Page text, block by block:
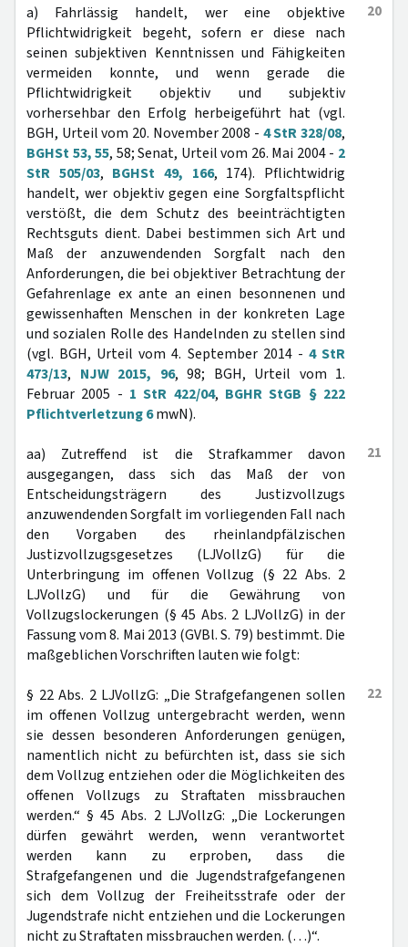
20
a) Fahrlässig handelt, wer eine objektive
Pflichtwidrigkeit begeht, sofern er diese nach
seinen subjektiven Kenntnissen und Fähigkeiten
vermeiden konnte, und wenn gerade die
Pflichtwidrigkeit objektiv und subjektiv
vorhersehbar den Erfolg herbeigeführt hat (vgl.
BGH, Urteil vom 20. November 2008 - 4 StR 328/08,
BGHSt 53, 55, 58; Senat, Urteil vom 26. Mai 2004 - 2
StR 505/03, BGHSt 49, 166, 174). Pflichtwidrig
handelt, wer objektiv gegen eine Sorgfaltspflicht
verstößt, die dem Schutz des beeinträchtigten
Rechtsguts dient. Dabei bestimmen sich Art und
Maß der anzuwendenden Sorgfalt nach den
Anforderungen, die bei objektiver Betrachtung der
Gefahrenlage ex ante an einen besonnenen und
gewissenhaften Menschen in der konkreten Lage
und sozialen Rolle des Handelnden zu stellen sind
(vgl. BGH, Urteil vom 4. September 2014 - 4 StR
473/13, NJW 2015, 96, 98; BGH, Urteil vom 1.
Februar 2005 - 1 StR 422/04, BGHR StGB § 222
Pflichtverletzung 6mwN).
21
aa) Zutreffend ist die Strafkammer davon
ausgegangen, dass sich das Maß der von
Entscheidungsträgern des Justizvollzugs
anzuwendenden Sorgfalt im vorliegenden Fall nach
den Vorgaben des rheinlandpfälzischen
Justizvollzugsgesetzes (LJVollzG) für die
Unterbringung im offenen Vollzug (§ 22 Abs. 2
LJVollzG) und für die Gewährung von
Vollzugslockerungen (§ 45 Abs. 2 LJVollzG) in der
Fassung vom 8. Mai 2013 (GVBl. S. 79) bestimmt. Die
maßgeblichen Vorschriften lauten wie folgt:
22
§ 22 Abs. 2 LJVollzG: „Die Strafgefangenen sollen
im offenen Vollzug untergebracht werden, wenn
sie dessen besonderen Anforderungen genügen,
namentlich nicht zu befürchten ist, dass sie sich
dem Vollzug entziehen oder die Möglichkeiten des
offenen Vollzugs zu Straftaten missbrauchen
werden.“ § 45 Abs. 2 LJVollzG: „Die Lockerungen
dürfen gewährt werden, wenn verantwortet
werden kann zu erproben, dass die
Strafgefangenen und die Jugendstrafgefangenen
sich dem Vollzug der Freiheitsstrafe oder der
Jugendstrafe nicht entziehen und die Lockerungen
nicht zu Straftaten missbrauchen werden. (…)“.